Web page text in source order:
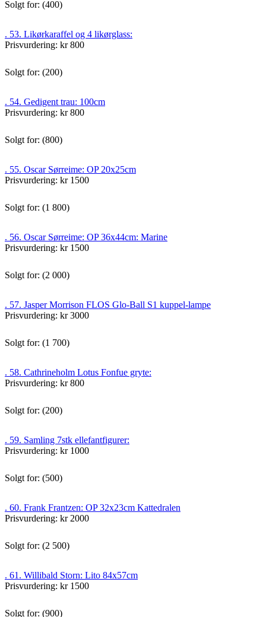
Solgt for: (400)
. 53. Likørkaraffel og 4 likørglass:
Prisvurdering: kr 800
Solgt for: (200)
. 54. Gedigent trau: 100cm
Prisvurdering: kr 800
Solgt for: (800)
. 55. Oscar Sørreime: OP 20x25cm
Prisvurdering: kr 1500
Solgt for: (1 800)
. 56. Oscar Sørreime: OP 36x44cm: Marine
Prisvurdering: kr 1500
Solgt for: (2 000)
. 57. Jasper Morrison FLOS Glo-Ball S1 kuppel-lampe
Prisvurdering: kr 3000
Solgt for: (1 700)
. 58. Cathrineholm Lotus Fonfue gryte:
Prisvurdering: kr 800
Solgt for: (200)
. 59. Samling 7stk ellefantfigurer:
Prisvurdering: kr 1000
Solgt for: (500)
. 60. Frank Frantzen: OP 32x23cm Kattedralen
Prisvurdering: kr 2000
Solgt for: (2 500)
. 61. Willibald Storn: Lito 84x57cm
Prisvurdering: kr 1500
Solgt for: (900)